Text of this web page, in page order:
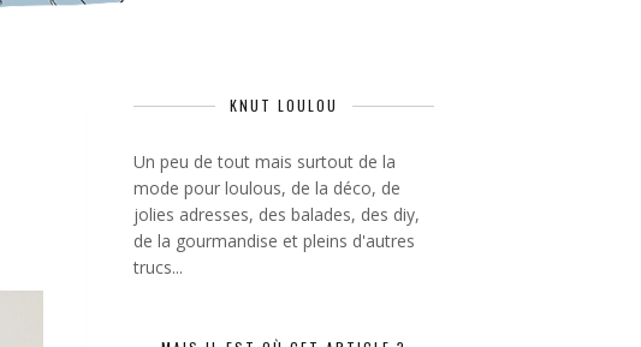
KNUT LOULOU
Un peu de tout mais surtout de la
mode pour loulous, de la déco, de
jolies adresses, des balades, des diy,
de la gourmandise et pleins d'autres
trucs...